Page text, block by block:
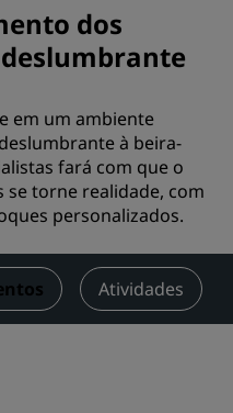
dos
em um ambiente
à beira-
fará com que o
se torne realidade, com
personalizados.
Atividades